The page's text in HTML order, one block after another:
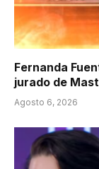
Fernanda
jurado de
Agosto 6, 2026